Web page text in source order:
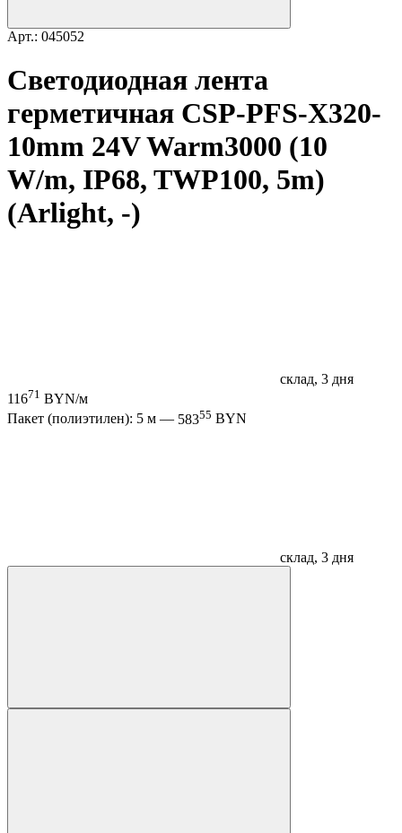
Арт.: 045052
Светодиодная лента
герметичная CSP-PFS-X320-
10mm 24V Warm3000 (10
W/m, IP68, TWP100, 5m)
(Arlight, -)
склад, 3 дня
11671 BYN/м
Пакет (полиэтилен): 5 м — 58355 BYN
склад, 3 дня